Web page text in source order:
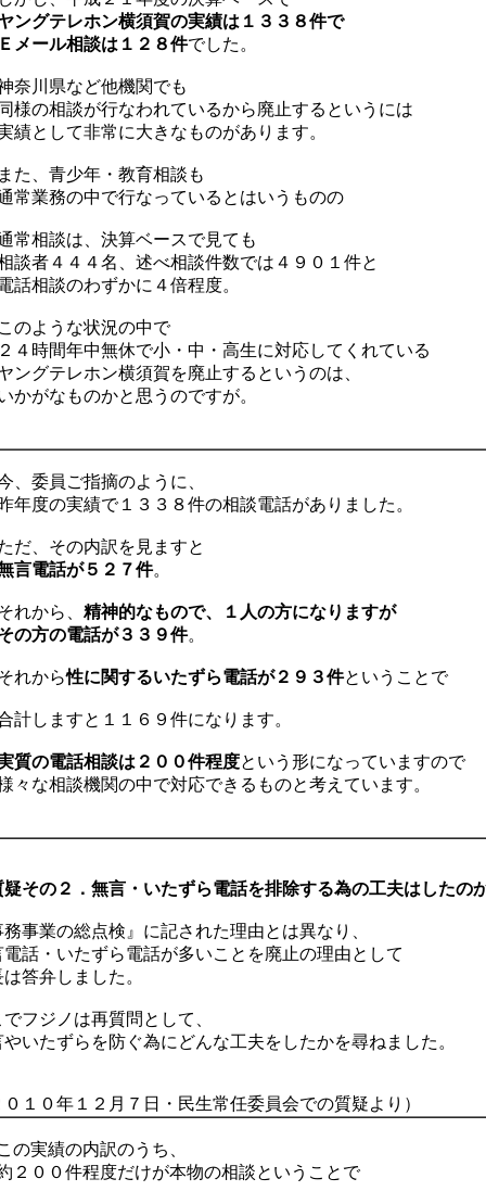
ングテレホン横須賀の実績は１３３８件で
メール相談は１２８件でした。
奈川県など他機関でも
様の相談が行なわれているから廃止するというには
績として非常に大きなものがあります。
た、青少年・教育相談も
常業務の中で行なっているとはいうものの
常相談は、決算ベースで見ても
談者４４４名、述べ相談件数では４９０１件と
話相談のわずかに４倍程度。
のような状況の中で
４時間年中無休で小・中・高生に対応してくれている
ングテレホン横須賀を廃止するというのは、
かがなものかと思うのですが。
、委員ご指摘のように、
年度の実績で１３３８件の相談電話がありました。
だ、その内訳を見ますと
言電話が５２７件。
れから、 精神的なもので、１人の方になりますが
の方の電話が３３９件。
れから性に関するいたずら電話が２９３件ということで
計しますと１１６９件になります。
質の電話相談は２００件程度という形になっていますので
々な相談機関の中で対応できるものと考えています。
疑その２．無言・いたずら電話を排除する為の工夫はしたの
事業の総点検』に記された理由とは異なり、
話・いたずら電話が多いことを廃止の理由として
答弁しました。
フジノは再質問として、
いたずらを防ぐ為にどんな工夫をしたかを尋ねました。
１０年１２月７日・民生常任委員会での質疑より）
の実績の内訳のうち、
２００件程度だけが本物の相談ということで